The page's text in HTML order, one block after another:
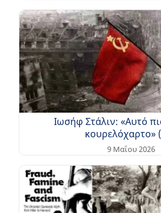
Ιωσήφ Στάλιν: «Αυτό
κουρελόχαρτο»
9 Μαΐου 2026